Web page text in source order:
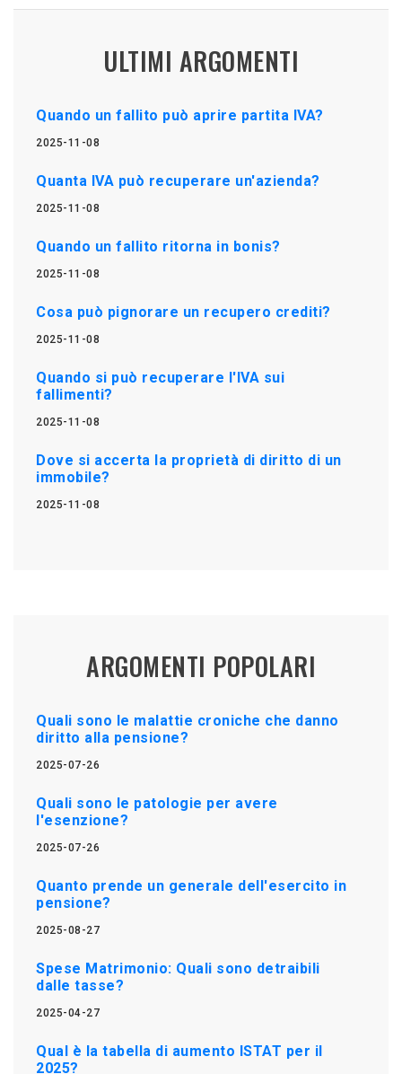
ULTIMI ARGOMENTI
Quando un fallito può aprire partita IVA?
2025-11-08
Quanta IVA può recuperare un'azienda?
2025-11-08
Quando un fallito ritorna in bonis?
2025-11-08
Cosa può pignorare un recupero crediti?
2025-11-08
Quando si può recuperare l'IVA sui
fallimenti?
2025-11-08
Dove si accerta la proprietà di diritto di un
immobile?
2025-11-08
ARGOMENTI POPOLARI
Quali sono le malattie croniche che danno
diritto alla pensione?
2025-07-26
Quali sono le patologie per avere
l'esenzione?
2025-07-26
Quanto prende un generale dell'esercito in
pensione?
2025-08-27
Spese Matrimonio: Quali sono detraibili
dalle tasse?
2025-04-27
Qual è la tabella di aumento ISTAT per il
2025?